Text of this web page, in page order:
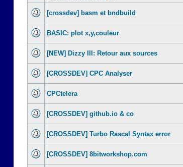
[crossdev] basm et bndbuild
BASIC: plot x,y,couleur
[NEW] Dizzy III: Retour aux sources
[CROSSDEV] CPC Analyser
CPCtelera
[CROSSDEV] github.io & co
[CROSSDEV] Turbo Rascal Syntax error
[CROSSDEV] 8bitworkshop.com